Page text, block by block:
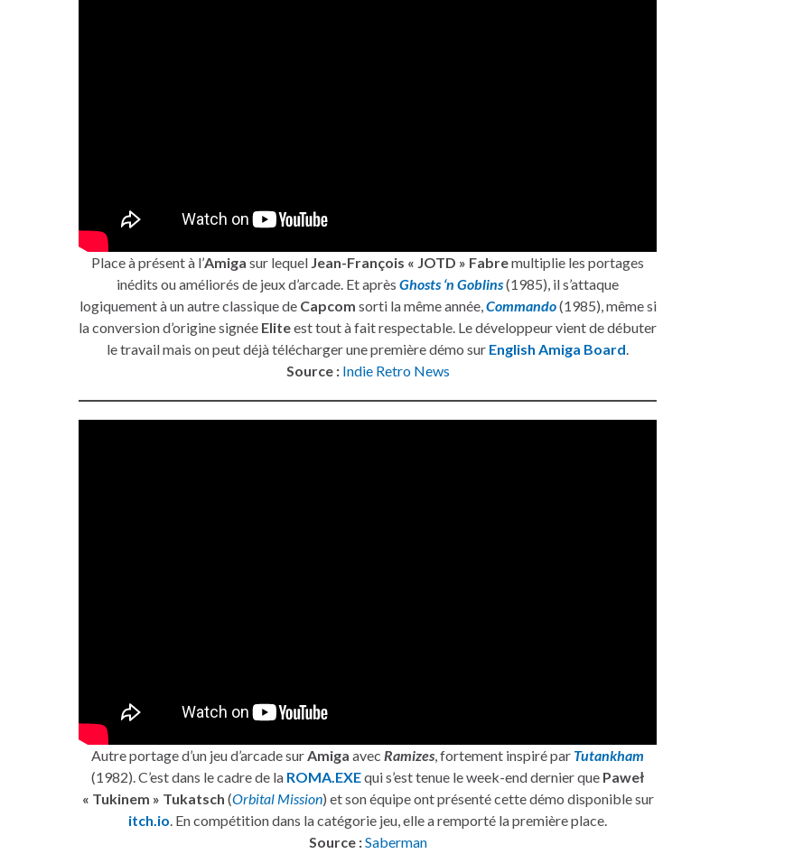
Place à présent à l’Amiga sur lequel Jean-François « JOTD » Fabremultiplie les portages
inédits ou améliorés de jeux d’arcade. Et après Ghosts ‘n Goblins(1985), il s’attaque
logiquement à un autre classique de Capcom sorti la même année, Commando(1985), même si
la conversion d’origine signée Eliteest tout à fait respectable. Le développeur vient de débuter
le travail mais on peut déjà télécharger une première démo sur English Amiga Board
Source : Indie Retro News
Autre portage d’un jeu d’arcade sur Amiga avec Ramizes , fortement inspiré par Tutankham
(1982). C’est dans le cadre de la ROMA.EXEqui s’est tenue le week-end dernier que Paweł
« Tukinem » Tukatsch (Orbital Mission) et son équipe ont présenté cette démo disponible sur
itch.io . En compétition dans la catégorie jeu, elle a remporté la première place.
Source :Saberman